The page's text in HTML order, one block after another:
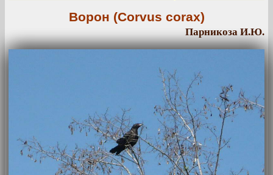
Ворон (Corvus corax)
Парникоза И.Ю.